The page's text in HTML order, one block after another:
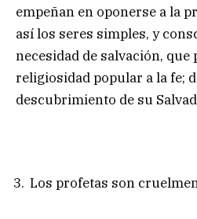
empeñan en oponerse a la
así los seres simples, y
necesidad de salvación, que
religiosidad popular a la fe;
descubrimiento de su
Los profetas son